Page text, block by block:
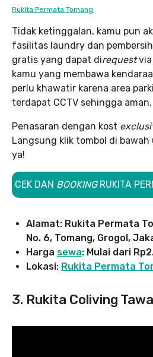
Rukita Permata Tomang
Tidak ketinggalan, kamu pun
fasilitas laundry dan
gratis yang dapat direquestvia
kamu yang membawa
perlu khawatir karena area
terdapat CCTV sehingga aman.
Penasaran dengan kost
Langsung klik tombol di
ya!
CEK DAN BOOKINGRUKITA
Alamat: Rukita Permata
No. 6, Tomang, Grogol,
Harga sewa: Mulai dari
Lokasi: Rukita Permata
3. Rukita Coliving